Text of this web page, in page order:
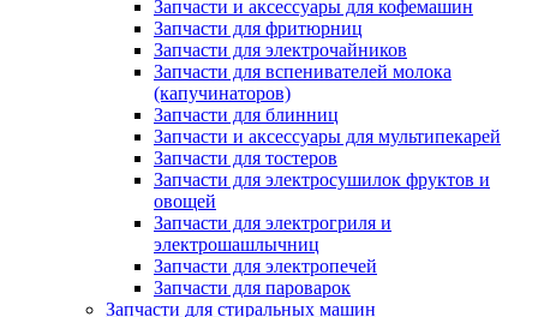
Запчасти и аксессуары для кофемашин
Запчасти для фритюрниц
Запчасти для электрочайников
Запчасти для вспенивателей молока
(капучинаторов)
Запчасти для блинниц
Запчасти и аксессуары для мультипекарей
Запчасти для тостеров
Запчасти для электросушилок фруктов и
овощей
Запчасти для электрогриля и
электрошашлычниц
Запчасти для электропечей
Запчасти для пароварок
Запчасти для стиральных машин